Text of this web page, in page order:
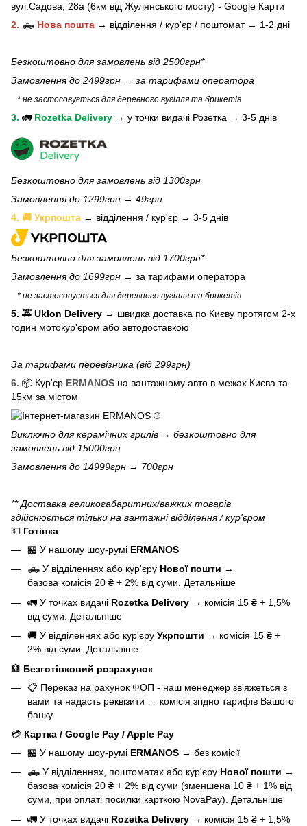
вул.Садова, 28а (6км від Жулянського мосту) - Google Карти
2. 🛻 Нова пошта → відділення / кур'єр / поштомат → 1-2 дні
Безкоштовно для замовлень від 2500грн*
Замовлення до 2499грн → за тарифами оператора
* не застосовується для деревного вугілля та брикетів
3. 🚛 Rozetka Delivery → у точки видачі Розетка → 3-5 днів
Безкоштовно для замовлень від 1300грн
Замовлення до 1299грн → 49грн
4. 🚚 Укрпошта → відділення / кур'єр → 3-5 днів
Безкоштовно для замовлень від 1700грн*
Замовлення до 1699грн → за тарифами оператора
* не застосовується для деревного вугілля та брикетів
5. 🚕 Uklon Delivery → швидка доставка по Києву протягом 2-х
годин мотокурʼєром або автодоставкою
За тарифами перевізника (від 299грн)
6. 📦 Кур'єр ERMANOS на вантажному авто в межах Києва та
15км за містом
Виключно длякерамічних грилів → безкоштовно для
замовлень від 15000грн
Замовлення до 14999грн → 700грн
** Доставка великогабаритних/важких товарів
здійснюється тільки на вантажні відділення / кур'єром
💵 Готівка
🏪 У нашому шоу-румі ERMANOS
🛻 У відділеннях або кур'єру Нової пошти →
базова комісія 20 ₴ + 2% від суми. Детальніше
🚛 У точках видачі Rozetka Delivery → комісія 15 ₴ + 1,5%
від суми. Детальніше
🚚 У відділеннях або кур'єру Укрпошти → комісія 15 ₴ +
2% від суми. Детальніше
🏦 Безготівковий розрахунок
📋 Переказ на рахунок ФОП - наш менеджер зв'яжеться з
вами та надасть реквізити → комісія згідно тарифів Вашого
банку
💳 Картка / Google Pay / Apple Pay
🏪 У нашому шоу-румі ERMANOS → без комісії
🛻 У відділеннях, поштоматах або кур'єру Нової пошти →
базова комісія 20 ₴ + 2% від суми (зменшена 10 ₴ + 1% від
суми, при оплаті посилки карткою NovaPay). Детальніше
🚛 У точках видачі Rozetka Delivery → комісія 15 ₴ + 1,5%